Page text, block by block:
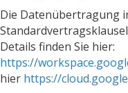
Die Datenübertragung
Details finden Sie hier:
https://
hier https://